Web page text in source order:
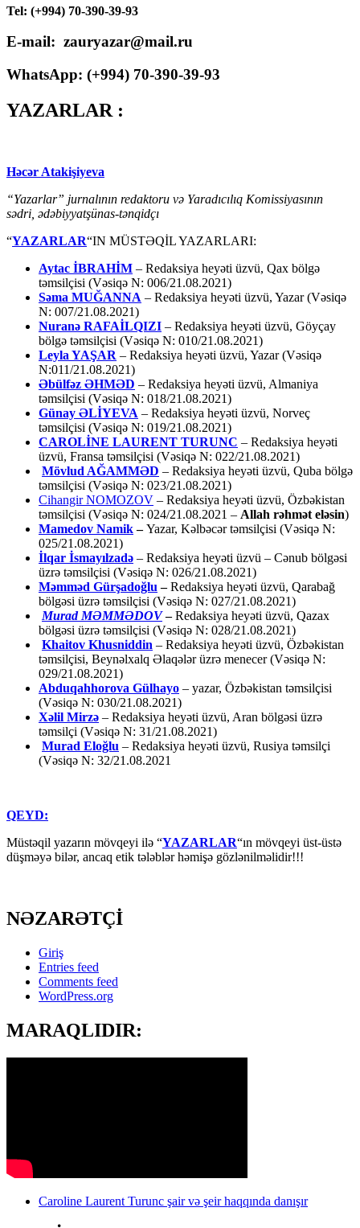
Tel: (+994) 70-390-39-93
E-mail: zauryazar@mail.ru
WhatsApp: (+994) 70-390-39-93
YAZARLAR :
Həcər Atakişiyeva
“Yazarlar” jurnalının redaktoru və Yaradıcılıq Komissiyasının
sədri, ədəbiyyatşünas-tənqidçı
“YAZARLAR“IN MÜSTƏQİL YAZARLARI:
Aytac İBRAHİM – Redaksiya heyəti üzvü, Qax bölgə
təmsilçisi (Vəsiqə N: 006/21.08.2021)
Səma MUĞANNA – Redaksiya heyəti üzvü, Yazar (Vəsiqə
N: 007/21.08.2021)
Nuranə RAFAİLQIZI – Redaksiya heyəti üzvü, Göyçay
bölgə təmsilçisi (Vəsiqə N: 010/21.08.2021)
Leyla YAŞAR – Redaksiya heyəti üzvü, Yazar (Vəsiqə
N:011/21.08.2021)
Əbülfəz ƏHMƏD – Redaksiya heyəti üzvü, Almaniya
təmsilçisi (Vəsiqə N: 018/21.08.2021)
Günay ƏLİYEVA – Redaksiya heyəti üzvü, Norveç
təmsilçisi (Vəsiqə N: 019/21.08.2021)
CAROLİNE LAURENT TURUNC – Redaksiya heyəti
üzvü, Fransa təmsilçisi (Vəsiqə N: 022/21.08.2021)
Mövlud AĞAMMƏD – Redaksiya heyəti üzvü, Quba bölgə
təmsilçisi (Vəsiqə N: 023/21.08.2021)
Cihangir NOMOZOV – Redaksiya heyəti üzvü, Özbəkistan
təmsilçisi (Vəsiqə N: 024/21.08.2021 – Allah rəhmət eləsin)
Mamedov Namik–Yazar, Kəlbəcər təmsilçisi (Vəsiqə N:
025/21.08.2021)
İlqar İsmayılzadə – Redaksiya heyəti üzvü – Cənub bölgəsi
üzrə təmsilçisi (Vəsiqə N: 026/21.08.2021)
Məmməd Gürşadoğlu –Redaksiya heyəti üzvü, Qarabağ
bölgəsi üzrə təmsilçisi (Vəsiqə N: 027/21.08.2021)
Murad MƏMMƏDOV –Redaksiya heyəti üzvü, Qazax
bölgəsi üzrə təmsilçisi (Vəsiqə N: 028/21.08.2021)
Khaitov Khusniddin – Redaksiya heyəti üzvü, Özbəkistan
təmsilçisi, Beynəlxalq Əlaqələr üzrə menecer (Vəsiqə N:
029/21.08.2021)
Abduqahhorova Gülhayo – yazar, Özbəkistan təmsilçisi
(Vəsiqə N: 030/21.08.2021)
Xəlil Mirzə – Redaksiya heyəti üzvü, Aran bölgəsi üzrə
təmsilçi (Vəsiqə N: 31/21.08.2021)
Murad Eloğlu – Redaksiya heyəti üzvü, Rusiya təmsilçi
(Vəsiqə N: 32/21.08.2021
QEYD:
Müstəqil yazarın mövqeyi ilə “YAZARLAR“ın mövqeyi üst-üstə
düşməyə bilər, ancaq etik tələblər həmişə gözlənilməlidir!!!
NƏZARƏTÇİ
Giriş
Entries feed
Comments feed
WordPress.org
MARAQLIDIR:
Caroline Laurent Turunc şair və şeir haqqında danışır